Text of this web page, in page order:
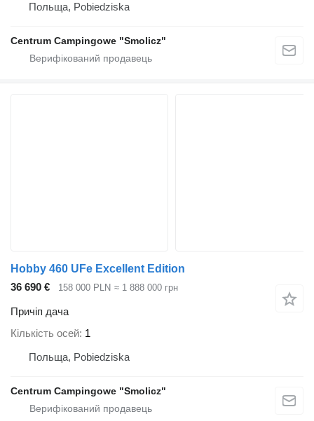
Польща, Pobiedziska
Centrum Campingowe "Smolicz"
Hobby 460 UFe Excellent Edition
36 690 €
158 000 PLN ≈ 1 888 000 грн
Причіп дача
Кількість осей 1
Польща, Pobiedziska
Centrum Campingowe "Smolicz"